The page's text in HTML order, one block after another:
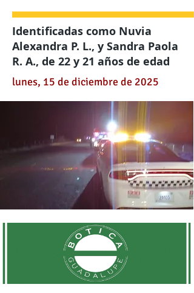
Identificadas como Nuvia
Alexandra P. L., y Sandra Paola
R. A., de 22 y 21 años de edad
lunes, 15 de diciembre de 2025